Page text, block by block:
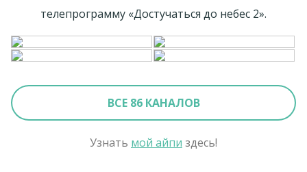
телепрограмму «Достучаться до небес 2».
ВСЕ 86 КАНАЛОВ
Узнать мой айпи здесь!